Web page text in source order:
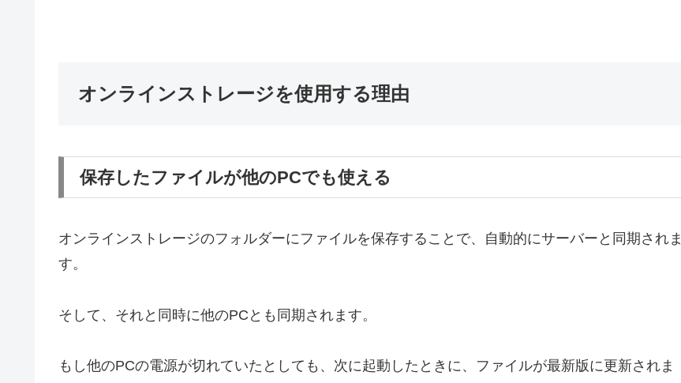
オンラインストレージを使用する理由
保存したファイルが他のPCでも使える
オンラインストレージのフォルダーにファイルを保存することで、自動的にサーバーと同期されま
す。
そして、それと同時に他のPCとも同期されます。
もし他のPCの電源が切れていたとしても、次に起動したときに、ファイルが最新版に更新されま